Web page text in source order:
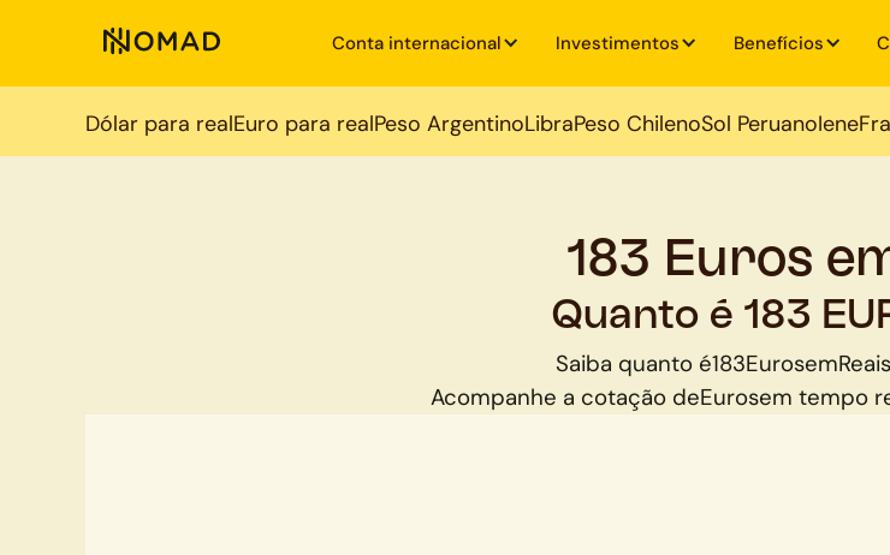
Conta internacional Investimentos Benefícios
Dólar para realEuro para realPeso ArgentinoLibraPeso ChilenoSol PeruanoIene
183 Euros
Quanto é 183
Saiba quanto é183EurosemReais
Acompanhe a cotação deEurosem tempo